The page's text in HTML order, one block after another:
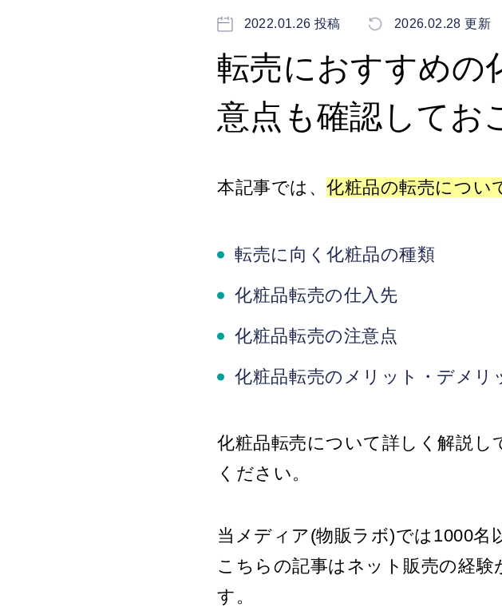
2022.01.26 投稿 2026.02.28 更新
転売におすすめの
意点も確認してお
本記事では、化粧品の転売につい
転売に向く化粧品の種類
化粧品転売の仕入先
化粧品転売の注意点
化粧品転売のメリット・デメリ
化粧品転売について詳しく解説
ください。
当メディア(物販ラボ)では1000名
こちらの記事はネット販売の経
す。